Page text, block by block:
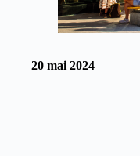
20 mai 2024